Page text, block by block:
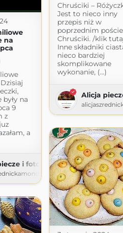
Chruściki –
Jest to nieco inny
przepis niż w
poprzednim poście
Chruściki. /klik
Inne składniki
nieco bardziej
skomplikowane
wykonanie, (...)
Alicja
na
na
9
z
a
i fotografuje